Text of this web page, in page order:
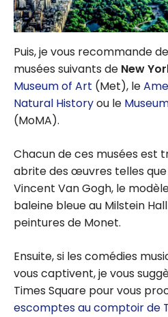
Puis, je vous recommande
musées suivants de New
Museum of Art (Met), le
Natural Historyou le
(MoMA).
Chacun de ces musées est
abrite des œuvres telles
Vincent Van Gogh, le
baleine bleue au Milstein
peintures de Monet.
Ensuite, si les comédies
vous captivent, je vous
Times Square pour vous
escomptes au comptoir de